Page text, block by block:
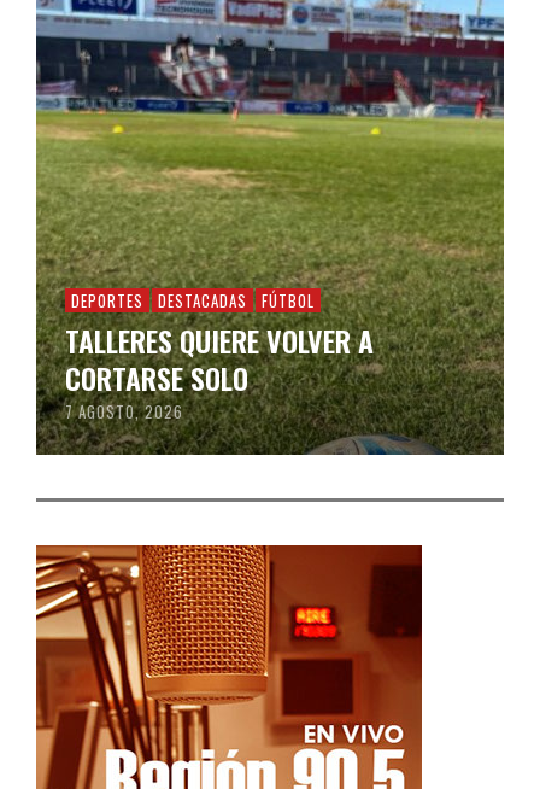
DEPORTES DESTACADAS FÚTBOL
TALLERES QUIERE VOLVER A
CORTARSE SOLO
7 AGOSTO, 2026